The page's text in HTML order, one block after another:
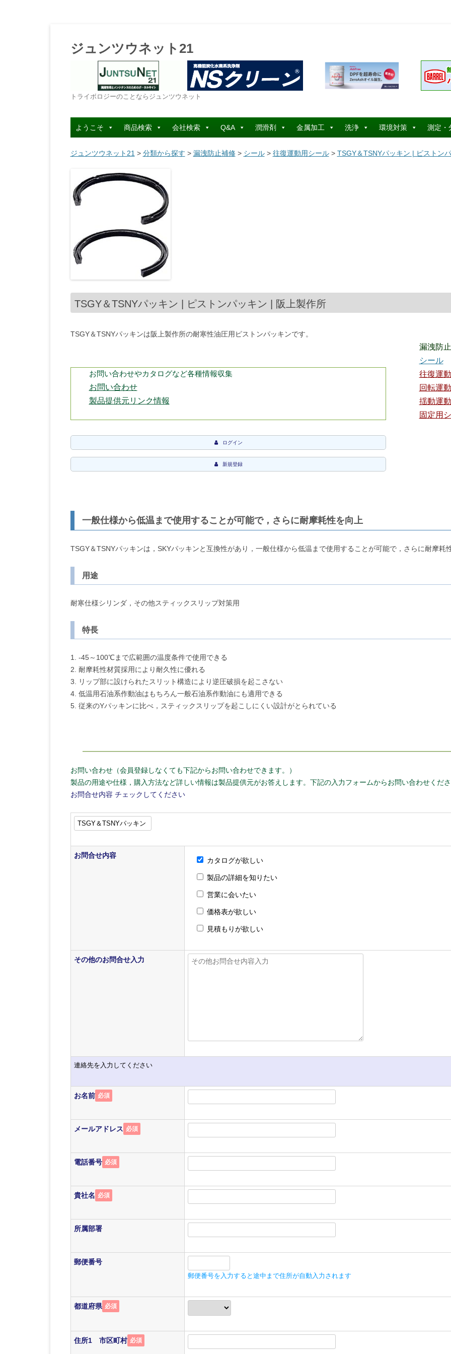
ジュンツウネット21
トライボロジーのことならジュンツウネット
コ
ン
テ
ン
へ
ようこそ 商品検索 会社検索 Q&A 潤滑剤 金属加工 洗浄 環境対策 測定・
ジュンツウネット21 > 分類から探す > 漏洩防止補修> シール> 往復運動用シール> TSGY＆TSNYパッキン | ピストン
TSGY＆TSNYパッキン | ピストンパッキン | 阪上製作所
TSGY＆TSNYパッキンは阪上製作所の耐寒性油圧用ピストンパッキンです。
お問い合わせやカタログなど各種情報収集
お問い合わせ
製品提供元リンク情報
ログイン
新規登録
漏洩防
シール
往復運
回転運
揺動運
固定用
一般仕様から低温まで使用することが可能で，さらに耐摩耗性を向上
TSGY＆TSNYパッキンは，SKYパッキンと互換性があり，一般仕様から低温まで使用することが可能で，さらに耐摩耗
用途
耐寒仕様シリンダ，その他スティックスリップ対策用
特長
1. -45～100℃まで広範囲の温度条件で使用できる
2. 耐摩耗性材質採用により耐久性に優れる
3. リップ部に設けられたスリット構造により逆圧破損を起こさない
4. 低温用石油系作動油はもちろん一般石油系作動油にも適用できる
5. 従来のYパッキンに比べ，スティックスリップを起こしにくい設計がとられている
お問い合わせ（会員登録しなくても下記からお問い合わせできます。）
製品の用途や仕様，購入方法など詳しい情報は製品提供元がお答えします。下記の入力フォームからお問い合わせくだ
お問合せ内容 チェックしてください
お問合せ内容
カタログが欲しい
製品の詳細を知りたい
営業に会いたい
価格表が欲しい
見積もりが欲しい
その他のお問合せ入力
連絡先を入力してください
お名前 必須
メールアドレス 必須
電話番号 必須
貴社名 必須
所属部署
郵便番号
郵便番号を入力すると途中まで住所が自動入力されます
都道府県 必須
住所1 市区町村 必須